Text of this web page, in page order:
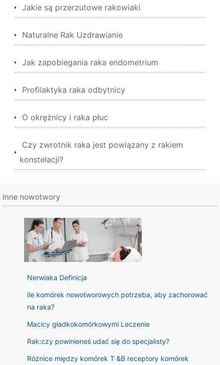
Jakie są przerzutowe rakowiaki
Naturalne Rak Uzdrawianie
Jak zapobiegania raka endometrium
Profilaktyka raka odbytnicy
O okrężnicy i raka płuc
Czy zwrotnik raka jest powiązany z rakiem
konstelacji?
Inne nowotwory
Nerwiaka Definicja
Ile komórek nowotworowych potrzeba, aby zachorować
na raka?
Macicy gładkokomórkowymi Leczenie
Rak:czy powinieneś udać się do specjalisty?
Różnice między komórek T &B receptory komórek